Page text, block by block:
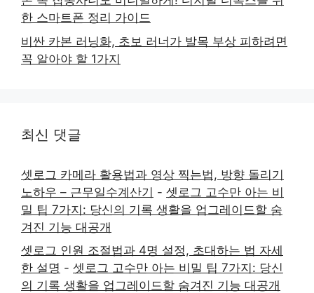
한 스마트폰 정리 가이드
비싼 카본 러닝화, 초보 러너가 발목 부상 피하려면
꼭 알아야 할 1가지
최신 댓글
셋로그 카메라 활용법과 영상 찍는법, 방향 돌리기
노하우 – 근무일수계산기 - 셋로그 고수만 아는 비
밀 팁 7가지: 당신의 기록 생활을 업그레이드할 숨
겨진 기능 대공개
셋로그 인원 조절법과 4명 설정, 초대하는 법 자세
한 설명 - 셋로그 고수만 아는 비밀 팁 7가지: 당신
의 기록 생활을 업그레이드할 숨겨진 기능 대공개